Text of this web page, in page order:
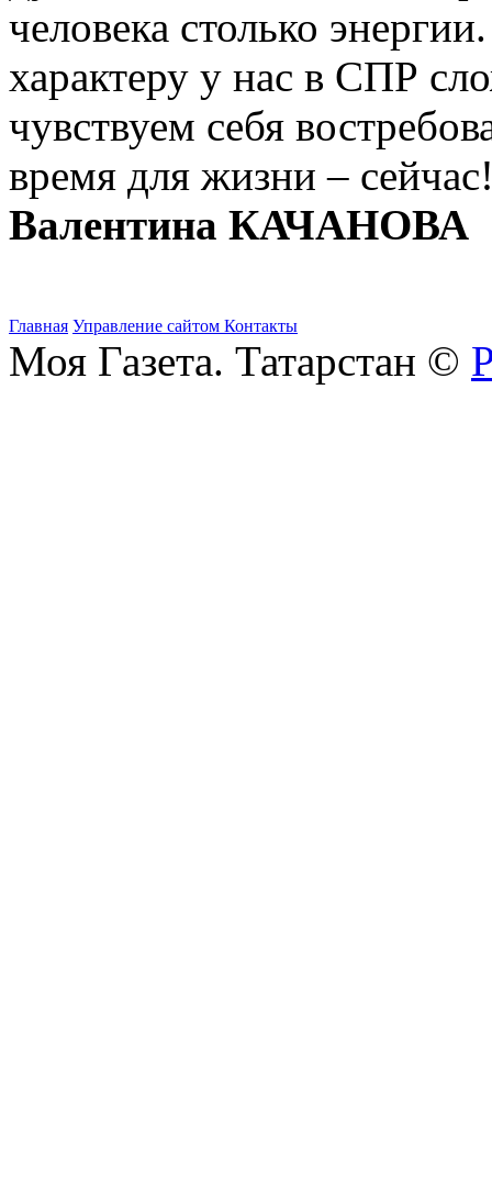
человека столько
характеру у нас в СПР
чувствуем себя
время для жизни –
Валентина КАЧАНОВА
Главная Управление сайтом Контакты
Моя Газета. Татарстан ©